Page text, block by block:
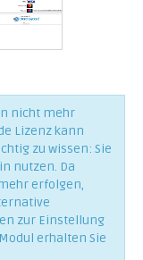
nicht mehr
Lizenz kann
zu wissen: Sie
nutzen. Da
erfolgen,
zur Einstellung
erhalten Sie